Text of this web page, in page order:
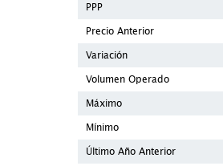
PPP
Precio Anterior
Variación
Volumen Operado
Máximo
Mínimo
Último Año Anterior